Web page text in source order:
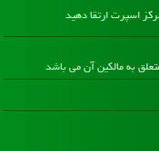
اسپرت ارتقا دهید